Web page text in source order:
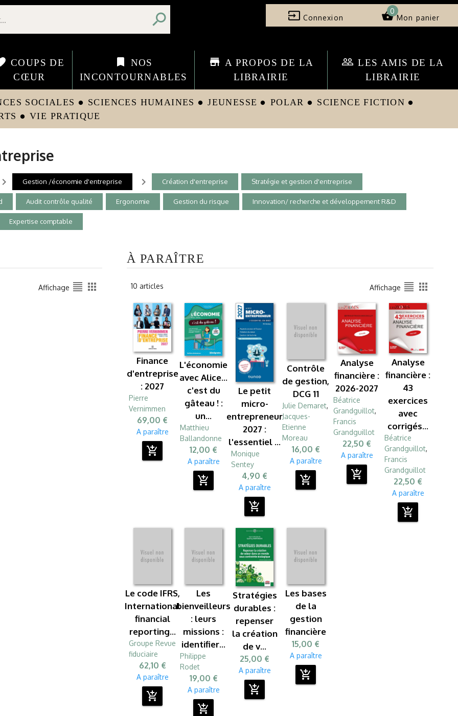
search input Connexion shopping_basket
0
Mon panier
COUPS DE
CŒUR
bookmark
NOS
INCONTOURNABLES
store A PROPOS DE LA
LIBRAIRIE
people_outline LES AMIS DE LA
LIBRAIRIE
SOCIALES circle SCIENCES HUMAINES circle JEUNESSE circle POLAR circle SCIENCE FICTION circle
circle VIE PRATIQUE
Gestion /économie d'entreprise navigate_next Création d'entreprise Stratégie et gestion d'entreprise
Audit contrôle qualité Ergonomie Gestion du risque Innovation/ recherche et développement R&D
Expertise comptable
Affichage format_align_justify apps
À PARAÎTRE
10 articles Affichage format_align_justify apps
Finance
d'entreprise
: 2027
Pierre
Vernimmen
69,00 €
A paraître
add_shopping_cart
L'économie
avec Alice...
c'est du
gâteau ! :
un...
Matthieu
Ballandonne
12,00 €
A paraître
add_shopping_cart
Le petit
micro-
entrepreneur
2027 :
l'essentiel ...
Monique
Sentey
4,90 €
A paraître
add_shopping_cart
Contrôle
de gestion,
DCG 11
Julie Demaret,
Jacques-
Etienne
Moreau
16,00 €
A paraître
add_shopping_cart
Analyse
financière :
2026-2027
Béatrice
Grandguillot,
Francis
Grandguillot
22,50 €
A paraître
add_shopping_cart
Analyse
financière :
43
exercices
avec
corrigés...
Béatrice
Grandguillot,
Francis
Grandguillot
22,50 €
A paraître
add_shopping_cart
Le code IFRS,
International
financial
reporting...
Groupe Revue
fiduciaire
62,10 €
A paraître
add_shopping_cart
Les
bienveilleurs
: leurs
missions :
identifier...
Philippe
Rodet
19,00 €
A paraître
add_shopping_cart
Stratégies
durables :
repenser
la création
de v...
25,00 €
A paraître
add_shopping_cart
Les bases
de la
gestion
financière
15,00 €
A paraître
add_shopping_cart